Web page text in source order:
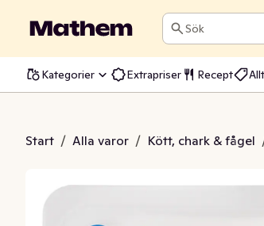
Sök
Kategorier Extrapriser Recept
Start / Alla varor / Kött, chark & fågel
korv